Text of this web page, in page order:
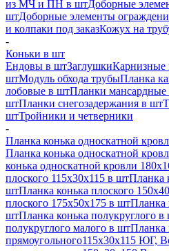
из МЧ и ПН в штДоборные
штДоборные элементы
и колпаки под заказКожух на
-
Коньки в шт
Ендовы в штЗаглушкиКарнизные
штМодуль обхода трубыПланка
лобовые в штПланки
штПланки снегозадержания в шт
штТройники и четверники
-
Планка конька односкатной
Планка конька односкатной
конька односкатной кровли
плоского 115х30х115 в штПланка
штПланка конька плоского
плоского 175х50х175 в штПланка
штПланка конька полукруглого в
полукруглого малого в штПланка
прямоугольного115х30х115 ЮГ,